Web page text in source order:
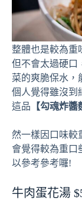
整體也是較為重
但不會太過硬口
菜的爽脆保水，
個人覺得雖沒到
這品 【勾魂炸醬
然一樣因口味較
會覺得較為重口
以參考參考囉!
牛肉蛋花湯